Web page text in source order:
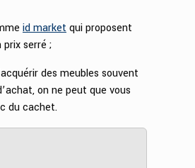
id market qui proposent
serré ;
des meubles souvent
on ne peut que vous
du cachet.